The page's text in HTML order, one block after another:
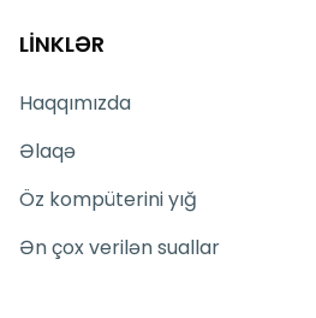
LİNKLƏR
Haqqımızda
Əlaqə
Öz kompüterini yığ
Ən çox verilən suallar